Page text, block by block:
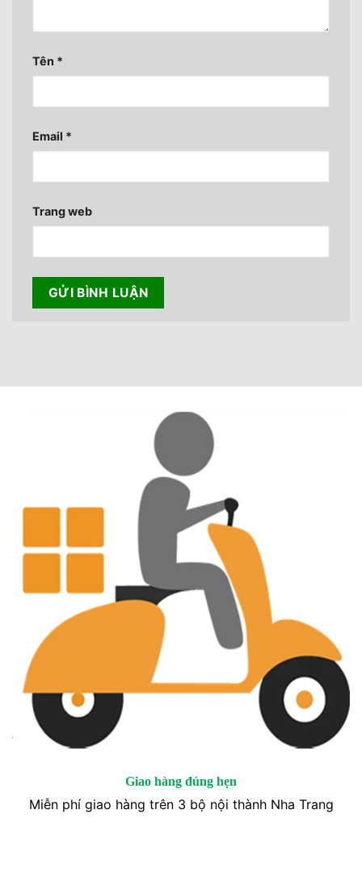
Tên *
Email *
Trang web
Giao hàng đúng hẹn
Miễn phí giao hàng trên 3 bộ nội thành Nha Trang